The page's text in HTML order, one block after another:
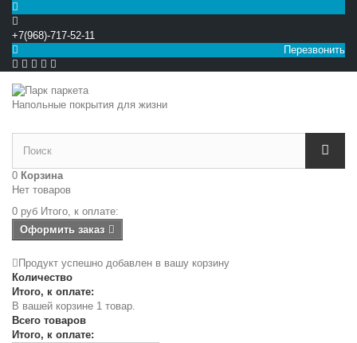
+7(968)-717-52-11
Перезвонить
 
Напольные покрытия для жизни
0 Корзина
Нет товаров
0 руб Итого, к оплате:
Оформить заказ
Продукт успешно добавлен в вашу корзину
Количество
Итого, к оплате:
В вашей корзине 1 товар.
Всего товаров
Итого, к оплате: